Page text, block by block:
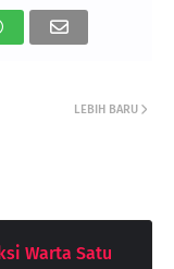
LEBIH BARU
Warta Satu